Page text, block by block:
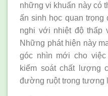
những vi khuẩn này có
ấn sinh học quan trọng
nghi với nhiệt độ thấp
Những phát hiện này
góc nhìn mới cho
kiểm soát chất lượng
đường ruột trong tương